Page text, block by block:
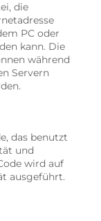
die
PC oder
kann. Die
während
Servern
das benutzt
und
wird auf
ausgeführt.